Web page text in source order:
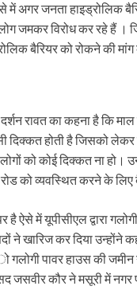
उभरा उत्तर प्रदेश
वीआईपी सुविधा मिलने की
NM
एवं केंद्रीय मंत्री किरेन रिजिजू
बंगाल की 3 राज्यसभा
धामी के CM के रूप में 5 वर्ष
डॉ. तीजन बाई के निधन
करोड़ की लागत से बना हाईटेक
में अगर जनता हाइड्रोलिक
लोग जमकर विरोध कर रहे हैं
बैरियर को रोकने की मांग
रावत का कहना है कि माल
दिक्कत होती है जिसको लेकर
को कोई दिक्कत ना हो।
को व्यवस्थित करने के लिए
है ऐसे में यूपीसीएल द्वारा
ने खारिज कर दिया उन्होंने
गलोगी पावर हाउस की
जसवीर कौर ने मसूरी में